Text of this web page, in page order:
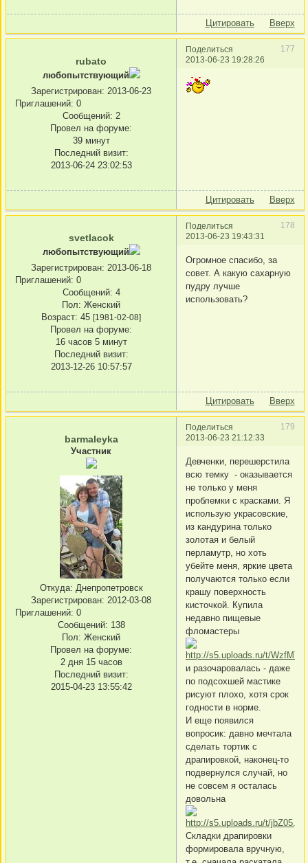
Цитировать Вверх
Поделиться
177
2013-06-23 19:28:26
rubato
любопытствующий
Зарегистрирован: 2013-06-23
Приглашений: 0
Сообщений: 2
Провел на форуме:
39 минут
Последний визит:
2013-06-24 23:02:53
Цитировать Вверх
Поделиться
178
2013-06-23 19:43:31
svetlacok
любопытствующий
Зарегистрирован: 2013-06-18
Приглашений: 0
Сообщений: 4
Пол: Женский
Возраст: 45 [1981-02-08]
Провел на форуме:
16 часов 5 минут
Последний визит:
2013-12-26 10:57:57
Огромное спасибо, за
совет. А какую сахарную
пудру лучше
использовать?
Цитировать Вверх
Поделиться
179
2013-06-23 21:12:33
barmaleyka
Участник
Откуда: Днепропетровск
Зарегистрирован: 2012-03-08
Приглашений: 0
Сообщений: 138
Пол: Женский
Провел на форуме:
2 дня 15 часов
Последний визит:
2015-04-23 13:55:42
Девченки, перешерстила
всю темку - оказывается
не только у меня
проблемки с красками. Я
использую украсовские,
из кандурина только
золотая и белый
перламутр, но хоть
убейте меня, яркие цвета
получаются только если
крашу поверхность
кисточкой. Купила
недавно пищевые
фломастеры
и разочаровалась - даже
по подсохшей мастике
рисуют плохо, хотя срок
годности в норме.
И еще появился
вопросик: давно мечтала
сделать тортик с
драпировкой, наконец-то
подвернулся случай, но
не совсем я осталась
довольна
Складки драпировки
формировала вручную,